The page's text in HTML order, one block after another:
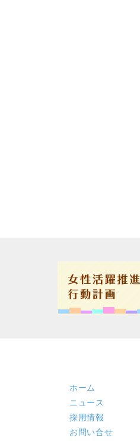
ホーム
ニュース
採用情報
お問い合せ